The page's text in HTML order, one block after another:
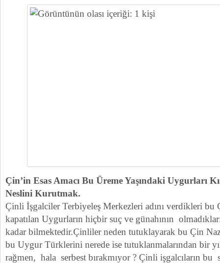
Çin’in Esas Amacı Bu Üreme Yaşındaki Uygurları
Neslini Kurutmak.
Çinli İşgalciler Terbiyeleş Merkezleri adını verdikleri bu
kapatılan Uygurların hiçbir suç ve günahının
kadar bilmektedir.Çinliler neden tutuklayarak bu Çin
bu Uygur Türklerini nerede ise tutuklanmalarından bir
rağmen, hala serbest bırakmıyor ? Çinli işgalcıların